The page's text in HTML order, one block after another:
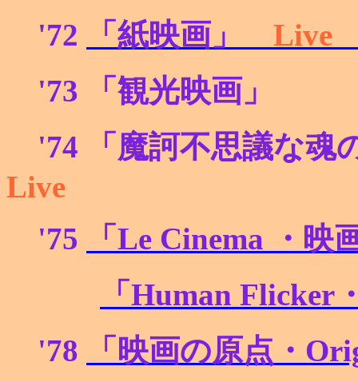
'72
「紙映画」
'73
「観光映画」
'74
「魔訶不思議な
Live
'75
「Le Cinema
・映
「Human Flicker
'78
「映画の原点・